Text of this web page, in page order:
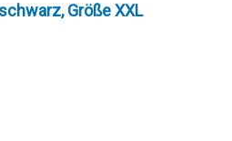
Größe XXL